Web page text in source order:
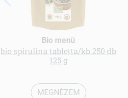
Bio menü
bio spirulina tabletta/kb.250 db
125 g
MEGNÉZEM